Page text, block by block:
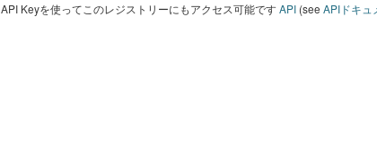
API Keyを使ってこのレジストリーにもアクセス可能ですAPI (see APIドキュ